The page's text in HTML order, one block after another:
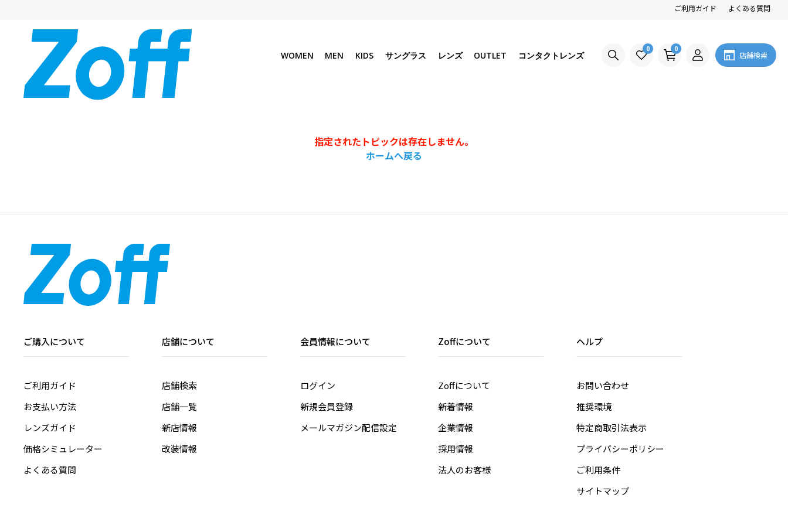
ご利用ガイド よくある質問
WOMEN MEN KIDS サングラス レンズ OUTLET コンタクトレンズ
0 0
店舗検索
指定されたトピックは存在しません。
ホームへ戻る
ご購入について
ご利用ガイド
お支払い方法
レンズガイド
価格シミュレーター
よくある質問
店舗について
店舗検索
店舗一覧
新店情報
改装情報
会員情報について
ログイン
新規会員登録
メールマガジン配信設定
Zoffについて
Zoffについて
新着情報
企業情報
採用情報
法人のお客様
ヘルプ
お問い合わせ
推奨環境
特定商取引法表示
プライバシーポリシー
ご利用条件
サイトマップ